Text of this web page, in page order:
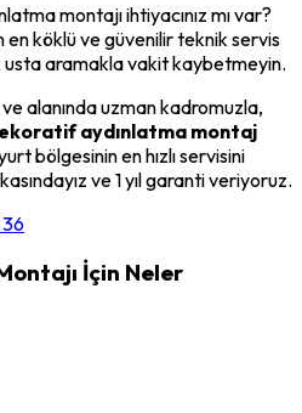
montajıihtiyacınız mı var?
en köklü ve güvenilir teknik servis
usta aramakla vakit kaybetmeyin.
alanında uzman kadromuzla,
aydınlatma montaj
bölgesinin en hızlı servisini
ve 1 yıl garanti veriyoruz.
İçin Neler